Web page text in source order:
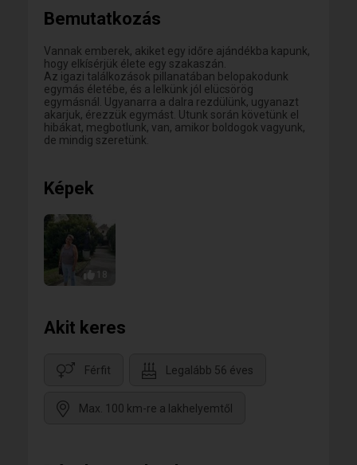
Bemutatkozás
Vannak emberek, akiket egy időre ajándékba kapunk,
hogy elkísérjük élete egy szakaszán.
Az igazi találkozások pillanatában belopakodunk
egymás életébe, és a lelkünk jól elücsörög
egymásnál. Ugyanarra a dalra rezdülünk, ugyanazt
akarjuk, érezzük egymást. Utunk során követünk el
hibákat, megbotlunk, van, amikor boldogok vagyunk,
de mindig szeretünk.
Képek
18
Akit keres
Férfit Legalább 56 éves
Max. 100 km-re a lakhelyemtől